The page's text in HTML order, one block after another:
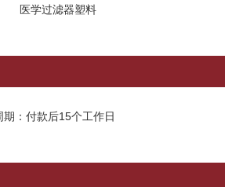
医学过滤器塑料
期：付款后15个工作日